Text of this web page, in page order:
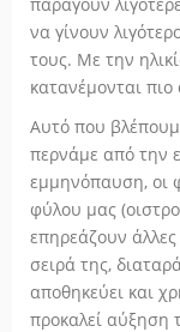
να γίνουν
τους. Με την
κατανέμονται πιο
Αυτό που
περνάμε από την
εμμηνόπαυση, οι
φύλου μας
επηρεάζουν
σειρά της,
αποθηκεύει και
προκαλεί αύξηση